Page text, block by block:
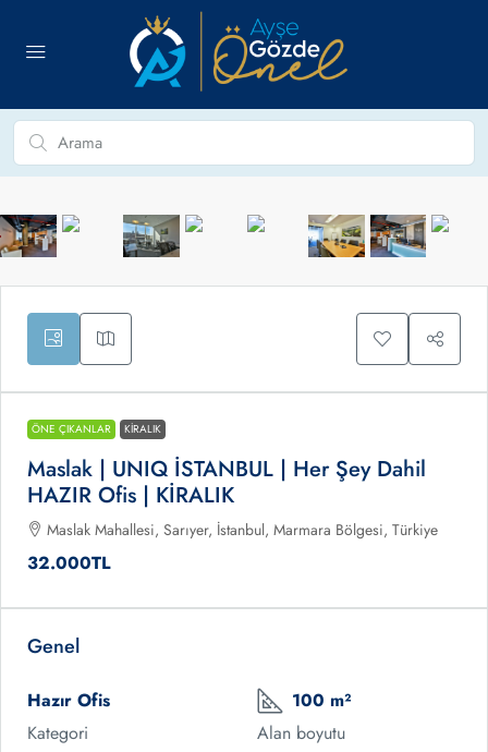
ÖNE ÇIKANLAR KIRALIK
Maslak | UNIQ İSTANBUL | Her Şey Dahil
HAZIR Ofis | KİRALIK
Maslak Mahallesi, Sarıyer, İstanbul, Marmara Bölgesi, Türkiye
32.000TL
Genel
Hazır Ofis
Kategori
100 m²
Alan boyutu